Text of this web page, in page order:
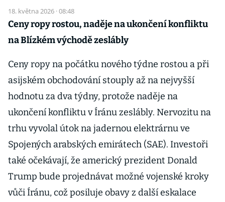
18. května 2026 · 08:48
Ceny ropy rostou, naděje na ukončení konfliktu
na Blízkém východě zeslábly
Ceny ropy na počátku nového týdne rostou a při
asijském obchodování stouply až na nejvyšší
hodnotu za dva týdny, protože naděje na
ukončení konfliktu v Íránu zeslábly. Nervozitu na
trhu vyvolal útok na jadernou elektrárnu ve
Spojených arabských emirátech (SAE). Investoři
také očekávají, že americký prezident Donald
Trump bude projednávat možné vojenské kroky
vůči Íránu, což posiluje obavy z další eskalace